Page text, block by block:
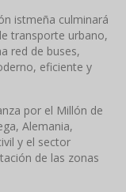
istmeña culminará
transporte urbano,
red de buses,
eficiente y
por el Millón de
Alemania,
y el sector
de las zonas